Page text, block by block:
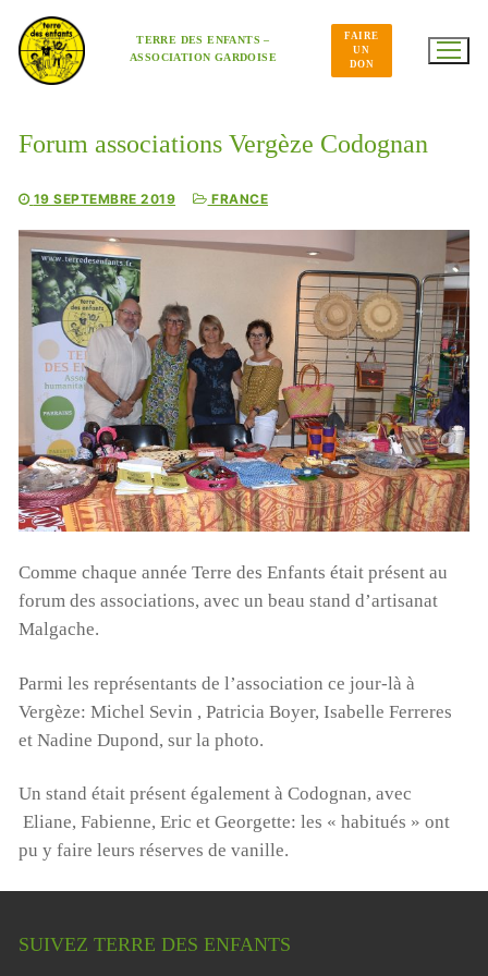
contenu
TERRE DES ENFANTS –
ASSOCIATION GARDOISE
FAIRE
UN
DON
Forum associations Vergèze Codognan
19 SEPTEMBRE 2019 FRANCE
Comme chaque année Terre des Enfants était présent au
forum des associations, avec un beau stand d’artisanat
Malgache.
Parmi les représentants de l’association ce jour-là à
Vergèze: Michel Sevin , Patricia Boyer, Isabelle Ferreres
et Nadine Dupond, sur la photo.
Un stand était présent également à Codognan, avec
Eliane, Fabienne, Eric et Georgette: les « habitués » ont
pu y faire leurs réserves de vanille.
SUIVEZ TERRE DES ENFANTS